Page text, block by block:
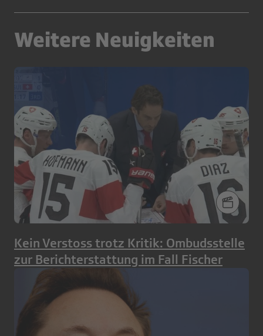
Weitere Neuigkeiten
Kein Verstoss trotz Kritik: Ombudsstelle
zur Berichterstattung im Fall Fischer